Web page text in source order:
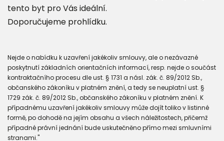
tento byt pro Vás ideální.
Doporučujeme prohlídku.
Nejde o nabídku k uzavření jakékoliv smlouvy, ale o nezávazné
poskytnutí základních orientačních informací, resp. nejde o součást
kontraktačního procesu dle ust. § 1731 a násl. zák. č. 89/2012 Sb.,
občanského zákoníku v platném znění, a tedy se neuplatní ust. §
1729 zák. č. 89/2012 Sb., občanského zákoníku v platném znění. K
případnému uzavření jakékoliv smlouvy může dojít toliko v listinné
formě, po dohodě na jejím obsahu a všech náležitostech, přičemž
případné právní jednání bude uskutečněno přímo mezi smluvními
stranami."